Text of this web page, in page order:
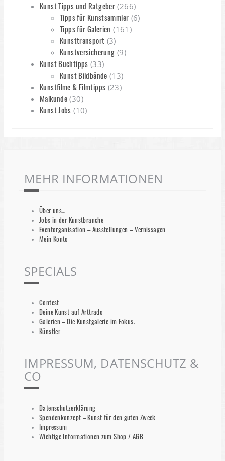
Kunst Tipps und Ratgeber (266)
Tipps für Kunstsammler (6)
Tipps für Galerien (161)
Kunsttransport (3)
Kunstversicherung (9)
Kunst Buchtipps (33)
Kunst Bildbände (13)
Kunstfilme & Filmtipps (23)
Malkunde (30)
Kunst Jobs (10)
MEHR INFORMATIONEN
Über uns…
Jobs in der Kunstbranche
Eventorganisation – Ausstellungen – Vernissagen
Mein Konto
SPECIALS
Contest
Deine Kunst auf Arttrado
Galerien – Die Kunstgalerie im Fokus.
Künstler
IMPRESSUM, DATENSCHUTZ &
CO
Datenschutzerklärung
Spendenkonzept – Kunst für den guten Zweck
Impressum
Wichtige Informationen zum Shop / AGB